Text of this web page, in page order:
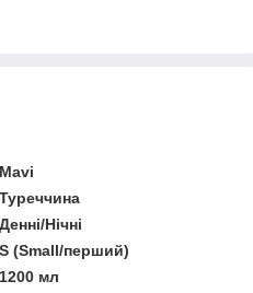
Mavi
Туреччина
Денні/Нічні
S (Small/перший)
1200 мл